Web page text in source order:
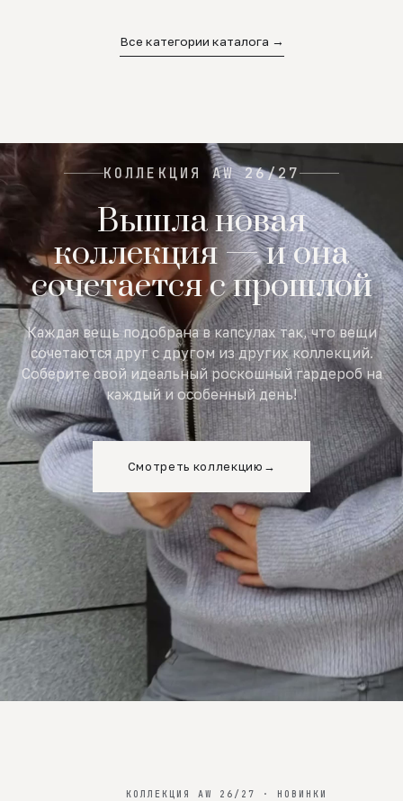
Все категории каталога →
КОЛЛЕКЦИЯ AW 26/27
Вышла новая
коллекция — и она
сочетается с прошлой
Каждая вещь подобрана в капсулах так, что вещи
сочетаются друг с другом из других коллекций.
Соберите свой идеальный роскошный гардероб на
каждый и особенный день!
Смотреть коллекцию →
КОЛЛЕКЦИЯ AW 26/27 · НОВИНКИ